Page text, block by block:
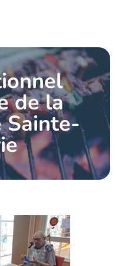
de la
Sainte-